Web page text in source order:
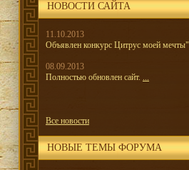
НОВОСТИ САЙТА
11.10.2013
Объявлен конкурс Цитрус моей мечты"
08.09.2013
Полностью обновлен сайт. ...
Все новости
НОВЫЕ ТЕМЫ ФОРУМА